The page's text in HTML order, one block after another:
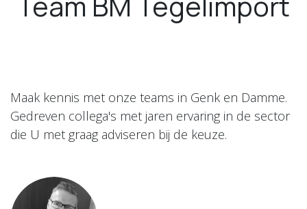
Maak kennis met onze teams in Genk en Damme.
Gedreven collega's met jaren ervaring in de sector
die U met graag adviseren bij de keuze.